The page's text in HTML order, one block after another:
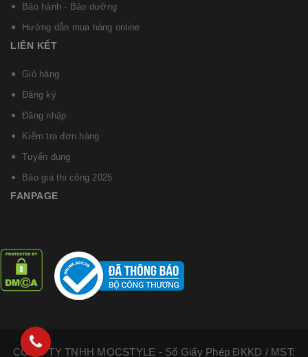
Bảo hành - Bảo dưỡng
Hướng dẫn mua hàng online
LIÊN KẾT
Giỏ hàng
Đăng ký
Đăng nhập
Kiểm tra đơn hàng
Tuyển dụng
Báo giá thi công 2025
FANPAGE
CÔNG TY TNHH MOCSTYLE - Số Giấy Phép ĐKKD / MST: